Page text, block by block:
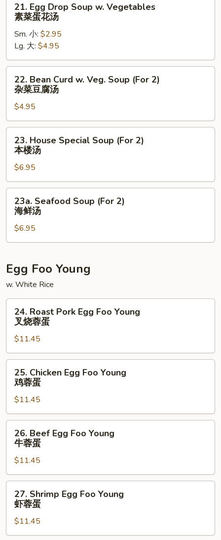
Egg
Drop
Soup
Vegetables
素
汤
21. Egg Drop Soup w. Vegetables
素菜蛋花汤
Sm. 小: $2.95
Lg. 大: $4.95
Bean
Curd
Veg.
Soup
(For
菜
豆
22. Bean Curd w. Veg. Soup (For 2)
杂菜豆腐汤
$4.95
House
Special
Soup
(For
2)
23. House Special Soup (For 2)
本楼汤
$6.95
Seafood
Soup
(For
2)
鲜
23a. Seafood Soup (For 2)
海鲜汤
$6.95
Egg Foo Young
w. White Rice
Roast
Pork
Egg
Foo
Young
蛋
24. Roast Pork Egg Foo Young
叉烧蓉蛋
$11.45
Chicken
Egg
Foo
Young
鸡
25. Chicken Egg Foo Young
鸡蓉蛋
$11.45
Beef
Egg
Foo
Young
牛
26. Beef Egg Foo Young
牛蓉蛋
$11.45
Shrimp
Egg
Foo
Young
27. Shrimp Egg Foo Young
虾蓉蛋
$11.45